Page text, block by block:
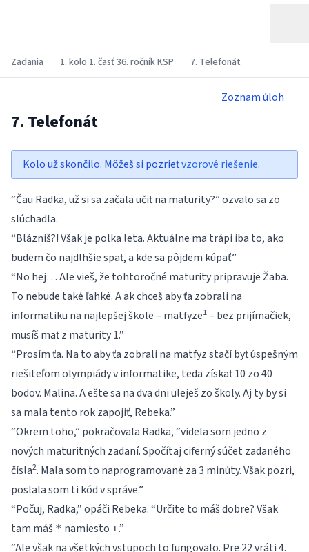
Zadania 1. kolo 1. časť 36. ročník KSP 7. Telefonát
Zoznam úloh
7. Telefonát
Kolo už skončilo. Môžeš si pozrieťvzorové riešenie.
“Čau Radka, už si sa začala učiť na maturity?” ozvalo sa zo
slúchadla.
“Blázniš?! Však je polka leta. Aktuálne ma trápi iba to, ako
budem čo najdlhšie spať, a kde sa pôjdem kúpať.”
“No hej… Ale vieš, že tohtoročné maturity pripravuje Žaba.
To nebude také ľahké. A ak chceš aby ťa zobrali na
informatiku na najlepšej škole – matfyze1– bez prijímačiek,
musíš mať z maturity 1.”
“Prosím ťa. Na to aby ťa zobrali na matfyz stačí byť úspešným
riešiteľom olympiády v informatike, teda získať 10 zo 40
bodov. Malina. A ešte sa na dva dni uleješ zo školy. Aj ty by si
sa mala tento rok zapojiť, Rebeka.”
“Okrem toho,” pokračovala Radka, “videla som jedno z
nových maturitných zadaní. Spočítaj ciferný súčet zadaného
čísla2. Mala som to naprogramované za 3 minúty. Však pozri,
poslala som ti kód v správe.”
“Počuj, Radka,” opáči Rebeka. “Určite to máš dobre? Však
tam máš * namiesto +.”
“Ale však na všetkých vstupoch to fungovalo. Pre 22 vráti 4.